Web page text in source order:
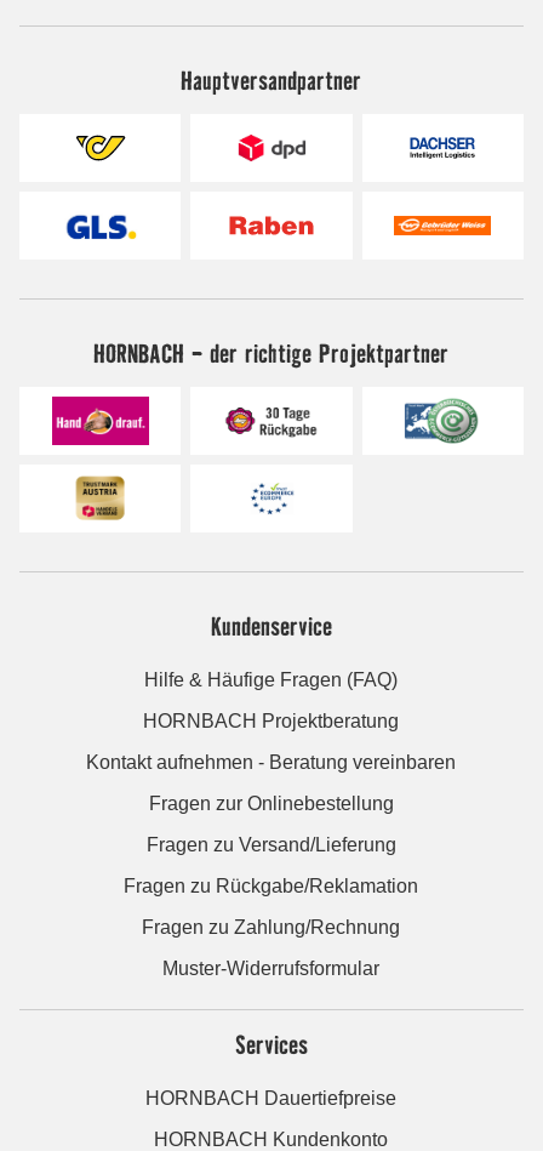
Hauptversandpartner
HORNBACH - der richtige Projektpartner
Kundenservice
Hilfe & Häufige Fragen (FAQ)
HORNBACH Projektberatung
Kontakt aufnehmen - Beratung vereinbaren
Fragen zur Onlinebestellung
Fragen zu Versand/Lieferung
Fragen zu Rückgabe/Reklamation
Fragen zu Zahlung/Rechnung
Muster-Widerrufsformular
Services
HORNBACH Dauertiefpreise
HORNBACH Kundenkonto